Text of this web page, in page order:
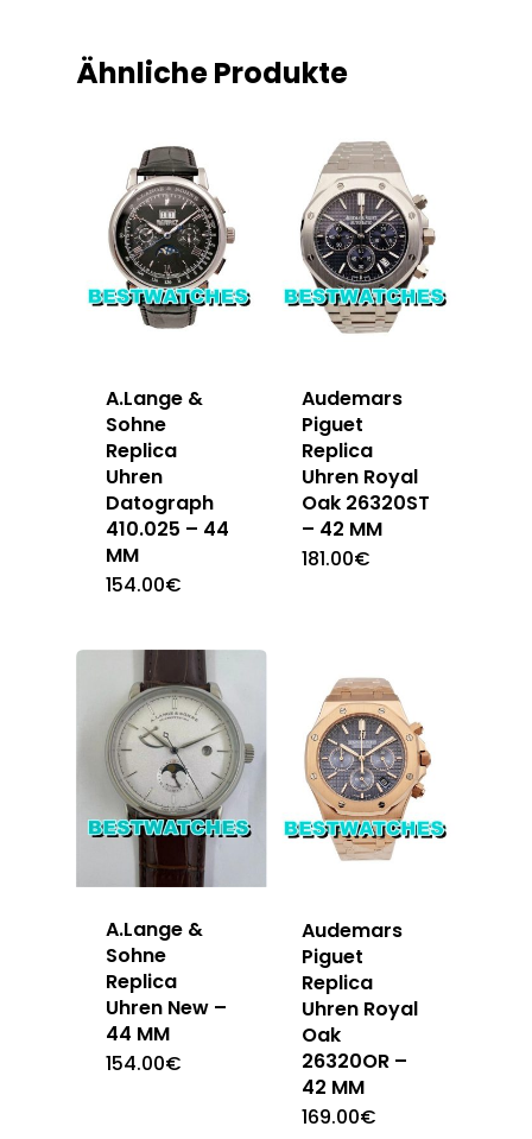
Ähnliche Produkte
A.Lange &
Sohne
Replica
Uhren
Datograph
410.025 – 44
MM
154.00€
Audemars
Piguet
Replica
Uhren Royal
Oak 26320ST
– 42 MM
181.00€
A.Lange &
Sohne
Replica
Uhren New –
44 MM
154.00€
Audemars
Piguet
Replica
Uhren Royal
Oak
26320OR –
42 MM
169.00€